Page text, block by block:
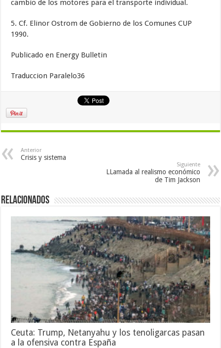
cambio de los motores para el transporte individual.
5. Cf. Elinor Ostrom de Gobierno de los Comunes CUP
1990.
Publicado en Energy Bulletin
Traduccion Paralelo36
Anterior
Crisis y sistema
Siguiente
LLamada al realismo económico
de Tim Jackson
Relacionados
Ceuta: Trump, Netanyahu y los tenoligarcas pasan
a la ofensiva contra España